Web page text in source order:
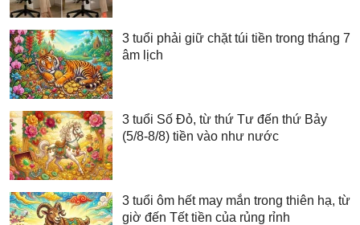
3 tuổi phải giữ chặt túi tiền trong tháng 7
âm lịch
3 tuổi Số Đỏ, từ thứ Tư đến thứ Bảy
(5/8-8/8) tiền vào như nước
3 tuổi ôm hết may mắn trong thiên hạ, từ
giờ đến Tết tiền của rủng rỉnh